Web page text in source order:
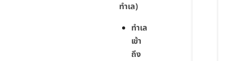
ทำเล)
ทำเล
เข้า
ถึง